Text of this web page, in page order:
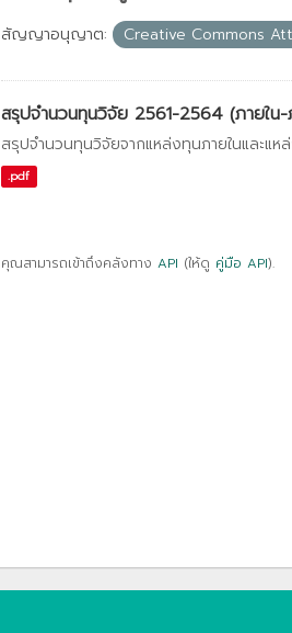
สัญญาอนุญาต: Creative Commons
สรุปจำนวนทุนวิจัย 2561-2564 (ภายใ
สรุปจำนวนทุนวิจัยจากแหล่งทุนภายในและแ
.pdf
คุณสามารถเข้าถึงคลังทาง API (ให้ดู คู่มือ API).